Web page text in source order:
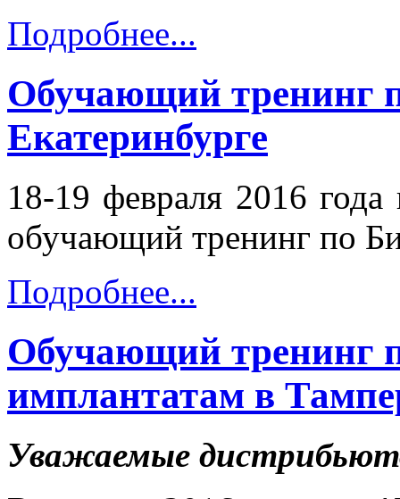
Подробнее...
Обучающий тренинг
Екатеринбурге
18-19 февраля 2016
обучающий тренинг по
Подробнее...
Обучающий тренинг
имплантатам в
Уважаемые